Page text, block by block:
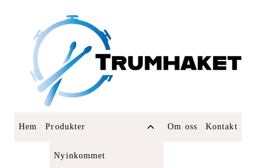
content
Hem Produkter
Toggle
Nyinkommet
Om oss Kontakt